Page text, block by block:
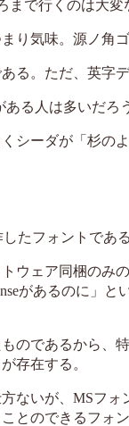
まで行くのは大
り気味。源ノ角
る。ただ、英字
る人は多いだ
シーダが「杉の
たフォントであ
ウェア同梱のみ
があるのに」
のであるから、
存在する。
ないが、MSフ
とのできるフォ